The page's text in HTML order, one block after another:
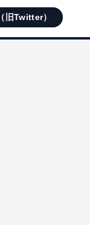
旧Twitter）